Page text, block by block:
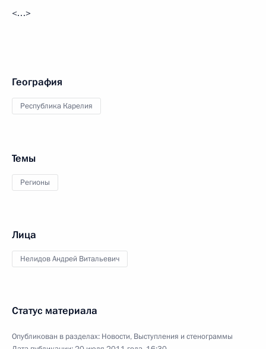
<…>
География
Республика Карелия
Темы
Регионы
Лица
Нелидов Андрей Витальевич
Статус материала
Опубликован в разделах: Новости, Выступления и стенограммы